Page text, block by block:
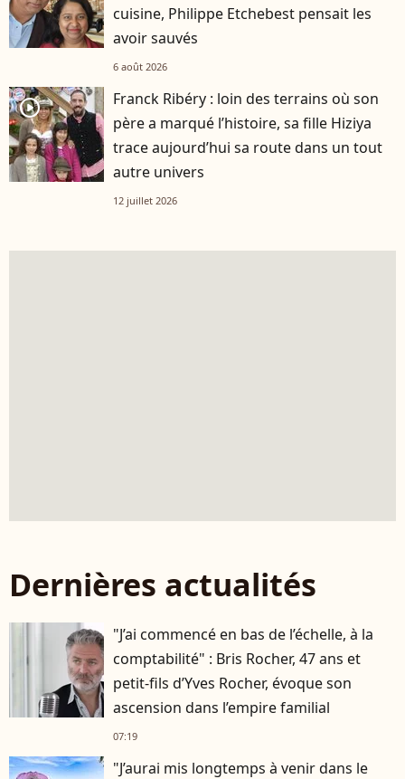
cuisine, Philippe Etchebest pensait les
avoir sauvés
6 août 2026
player2
Franck Ribéry : loin des terrains où son
père a marqué l’histoire, sa fille Hiziya
trace aujourd’hui sa route dans un tout
autre univers
12 juillet 2026
Dernières actualités
"J’ai commencé en bas de l’échelle, à la
comptabilité" : Bris Rocher, 47 ans et
petit-fils d’Yves Rocher, évoque son
ascension dans l’empire familial
07:19
"J’aurai mis longtemps à venir dans le